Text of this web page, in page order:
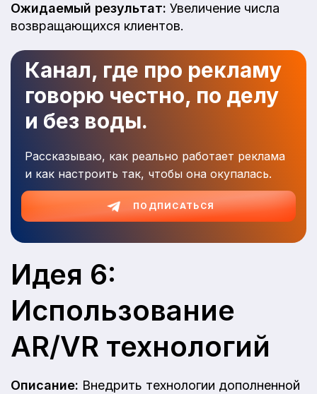
Ожидаемый результат: Увеличение числа
возвращающихся клиентов.
Канал, где про рекламу
говорю честно, по делу
и без воды.
Рассказываю, как реально работает реклама
и как настроить так, чтобы она окупалась.
ПОДПИСАТЬСЯ
Идея 6:
Использование
AR/VR технологий
Описание: Внедрить технологии дополненной